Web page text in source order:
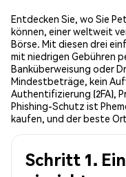
Entdecken Sie, wo Sie
können, einer weltweit
Börse. Mit diesen drei
mit niedrigen Gebühren
Banküberweisung oder
Mindestbeträge, kein
Authentifizierung (2FA),
Phishing-Schutz ist
kaufen, und der beste
Schritt 1.